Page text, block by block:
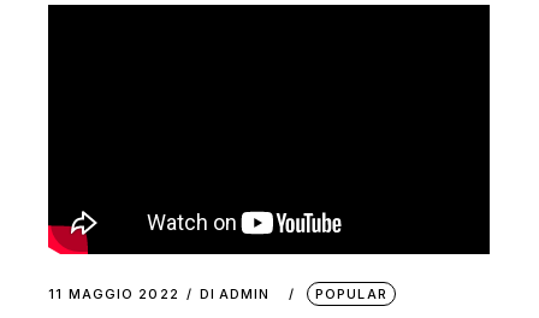
11 MAGGIO 2022 DI ADMIN POPULAR